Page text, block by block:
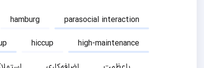
hamburg
parasocial interaction
hiccup
high-maintenance